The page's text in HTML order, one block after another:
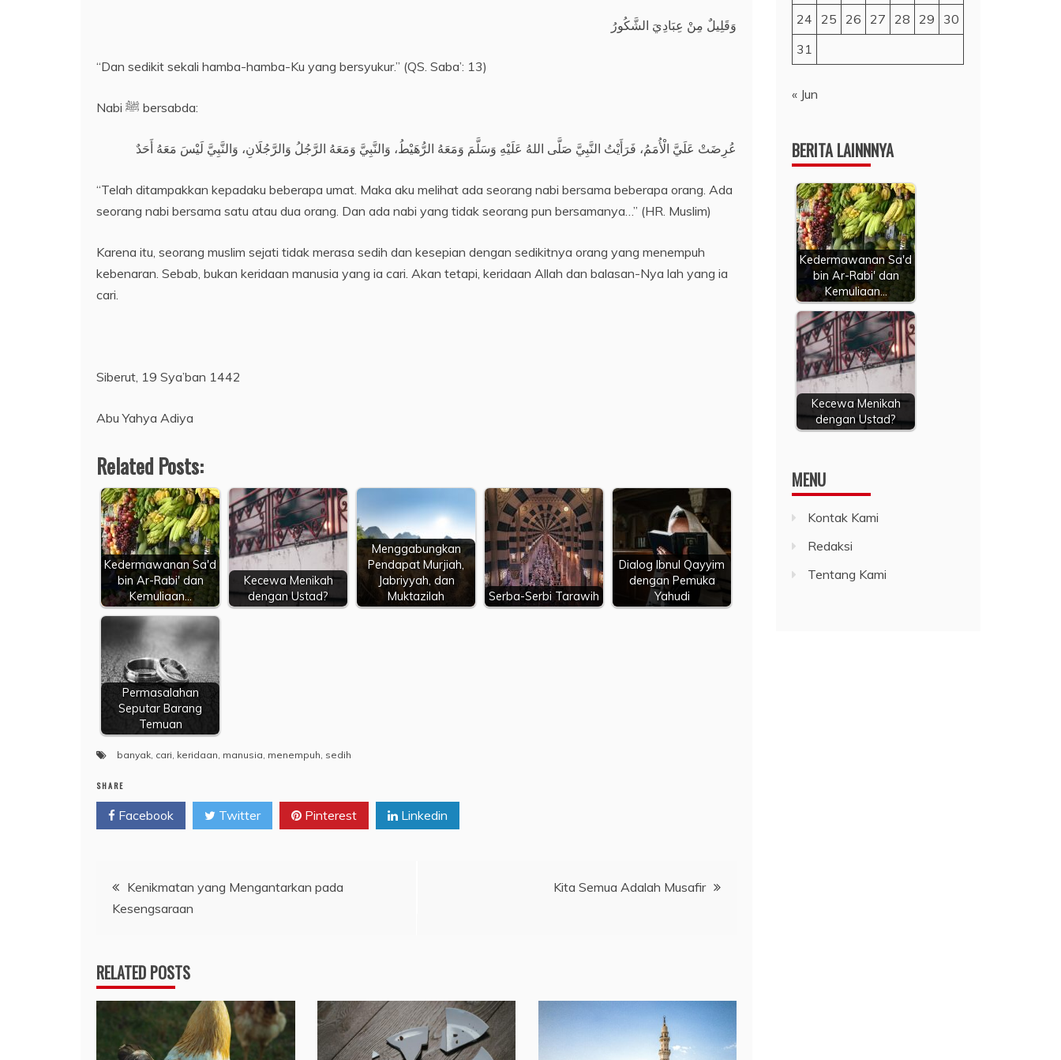
وَقَلِيلٌ مِنْ عِبَادِيَ الشَّكُورُ
“Dan sedikit sekali hamba-hamba-Ku yang bersyukur.” (QS. Saba’: 13)
Nabi ﷺ bersabda:
عُرِضَتْ عَلَيَّ الْأُمَمُ، فَرَأَيْتُ النَّبِيَّ صَلَّى اللهُ عَلَيْهِ وَسَلَّمَ وَمَعَهُ الرُّهَيْطُ، وَالنَّبِيَّ وَمَعَهُ الرَّجُلُ وَالرَّجُلَانِ، وَالنَّبِيَّ لَيْسَ مَعَهُ أَحَدٌ
“Telah ditampakkan kepadaku beberapa umat. Maka aku melihat ada seorang nabi bersama beberapa orang. Ada
seorang nabi bersama satu atau dua orang. Dan ada nabi yang tidak seorang pun bersamanya…” (HR. Muslim)
Karena itu, seorang muslim sejati tidak merasa sedih dan kesepian dengan sedikitnya orang yang menempuh
kebenaran. Sebab, bukan keridaan manusia yang ia cari. Akan tetapi, keridaan Allah dan balasan-Nya lah yang ia
cari.
Siberut, 19 Sya’ban 1442
Abu Yahya Adiya
Related Posts:
Kedermawanan Sa'd
bin Ar-Rabi' dan
Kemuliaan…
Kecewa Menikah
dengan Ustad?
Menggabungkan
Pendapat Murjiah,
Jabriyyah, dan
Muktazilah
Serba-Serbi Tarawih
Dialog Ibnul Qayyim
dengan Pemuka
Yahudi
Permasalahan
Seputar Barang
Temuan
banyak, cari, keridaan, manusia, menempuh, sedih
SHARE
Facebook Twitter Pinterest Linkedin
Navigasi
pos
Kenikmatan yang Mengantarkan pada
Kesengsaraan
Kita Semua Adalah Musafir
RELATED POSTS
24
25 26 27 28 29
30
31
« Jun
BERITA LAINNNYA
Kedermawanan Sa'd
bin Ar-Rabi' dan
Kemuliaan…
Kecewa Menikah
dengan Ustad?
MENU
Kontak Kami
Redaksi
Tentang Kami